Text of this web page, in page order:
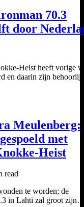
70.3
door
Heist heeft vorige
en daarin zijn
Meulenberg:
met
Heist
read
te worden; de
in Lahti zal groot